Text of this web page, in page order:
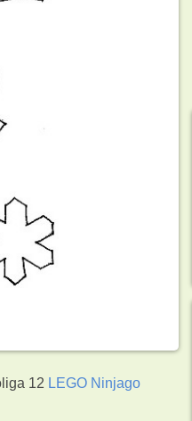
12 LEGO Ninjago